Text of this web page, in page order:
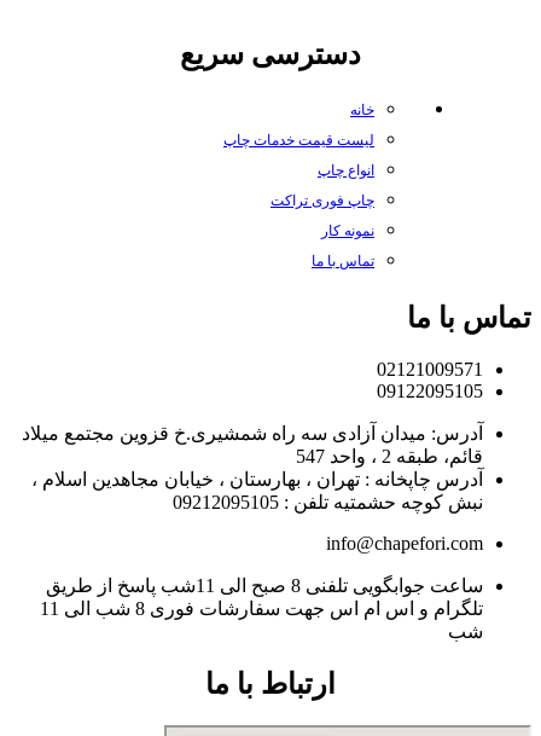
دسترسی سریع
خانه
لیست قیمت خدمات چاپ
انواع چاپ
چاپ فوری تراکت
نمونه کار
تماس با ما
تماس با ما
02121009571
09122095105
آدرس: میدان آزادی سه راه شمشیری.خ قزوین مجتمع میلاد
قائم، طبقه 2 ، واحد 547
آدرس چاپخانه : تهران ، بهارستان ، خیابان مجاهدین اسلام ،
نبش کوچه حشمتیه تلفن : 09212095105
info@chapefori.com
ساعت جوابگویی تلفنی 8 صبح الی 11شب پاسخ از طریق
تلگرام و اس ام اس جهت سفارشات فوری 8 شب الی 11
شب
ارتباط با ما